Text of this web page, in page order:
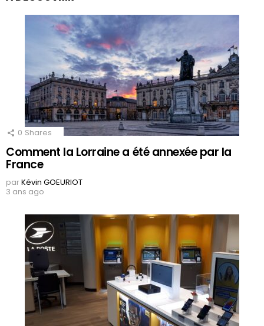
0 Shares
Comment la Lorraine a été annexée par la
France
parKévin GOEURIOT
3 ans ago